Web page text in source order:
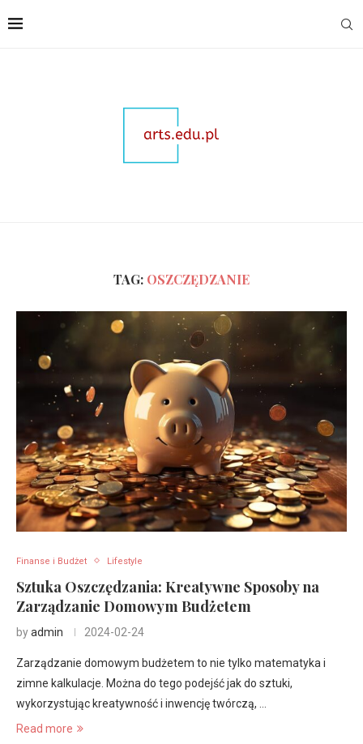
TAG: OSZCZĘDZANIE
Finanse i Budżet Lifestyle
Sztuka Oszczędzania: Kreatywne Sposoby na
Zarządzanie Domowym Budżetem
byadmin 2024-02-24
Zarządzanie domowym budżetem to nie tylko matematyka i
zimne kalkulacje. Można do tego podejść jak do sztuki,
wykorzystując kreatywność i inwencję twórczą, …
Read more